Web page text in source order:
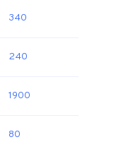
340
240
1900
80